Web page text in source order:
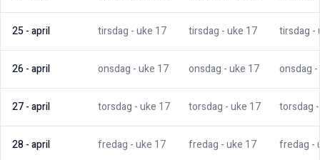
25-april tirsdag - uke 17 tirsdag - uke 17 tirsdag -
26-april onsdag - uke 17 onsdag - uke 17 onsdag
27-april torsdag - uke 17 torsdag - uke 17 torsdag
28-april fredag - uke 17 fredag - uke 17 fredag -